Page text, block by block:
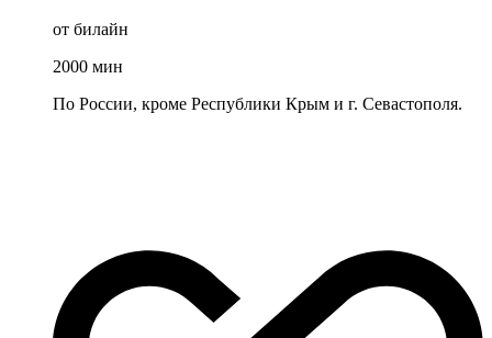
от билайн
2000 мин
По России, кроме Республики Крым и г. Севастополя.